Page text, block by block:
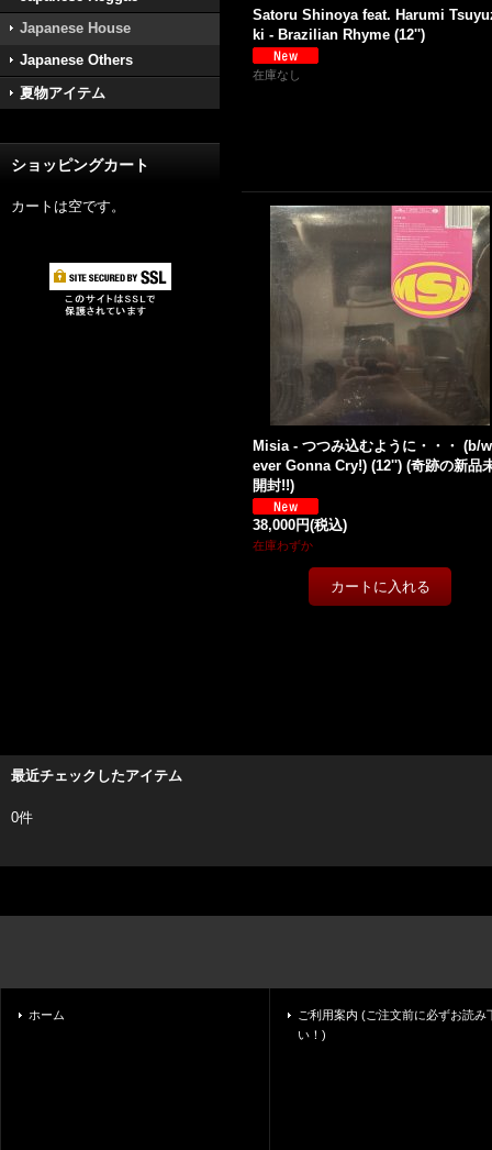
Japanese House
Japanese Others
夏物アイテム
ショッピングカート
カートは空です。
Satoru Shinoya feat. Harumi
ki - Brazilian Rhyme (12'')
在庫なし
Misia - つつみ込むように・・・ (b/
ever Gonna Cry!) (12'') (奇跡の新品
開封!!)
38,000円(税込)
在庫わずか
最近チェックしたアイテム
0件
ホーム
ご利用案内 (ご注文前に必ずお読み
い！)